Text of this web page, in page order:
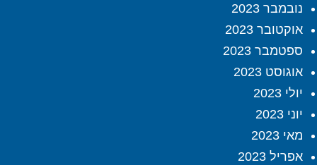
נובמבר 2023
אוקטובר 2023
ספטמבר 2023
אוגוסט 2023
יולי 2023
יוני 2023
מאי 2023
אפריל 2023